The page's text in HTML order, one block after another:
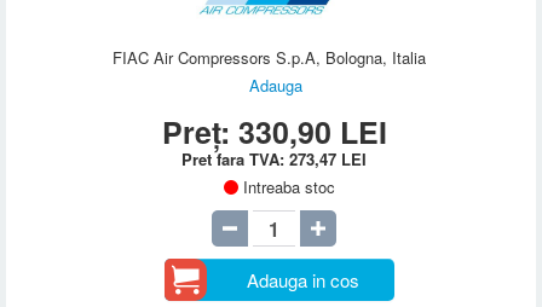
FIAC Air Compressors S.p.A, Bologna, Italia
Adauga
Preț: 330,90 LEI
Pret fara TVA:273,47 LEI
Intreaba stoc
Adauga in cos